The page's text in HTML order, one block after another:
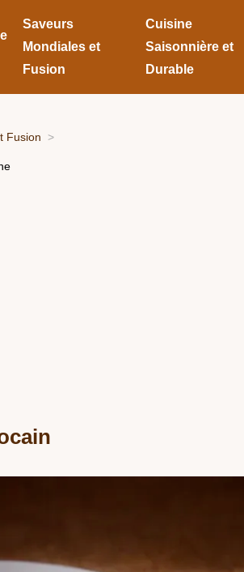
Saveurs
Mondiales et
Fusion
Cuisine
Saisonnière et
Durable
Fusion